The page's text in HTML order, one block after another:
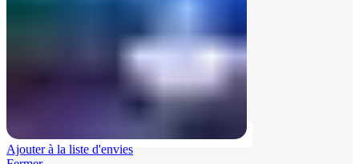
Ajouter à la liste d'envies